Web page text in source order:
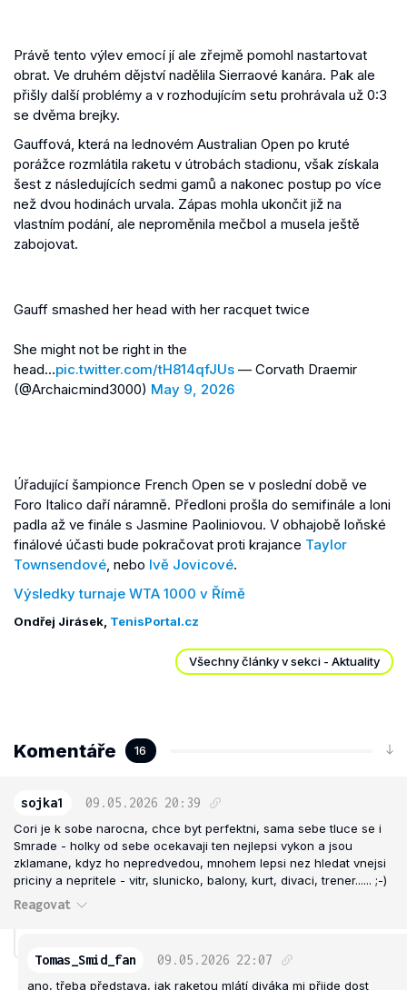
Právě tento výlev emocí jí ale zřejmě pomohl nastartovat
obrat. Ve druhém dějství nadělila Sierraové kanára. Pak ale
přišly další problémy a v rozhodujícím setu prohrávala už 0:3
se dvěma brejky.
Gauffová, která na lednovém Australian Open po kruté
porážce rozmlátila raketu v útrobách stadionu, však získala
šest z následujících sedmi gamů a nakonec postup po více
než dvou hodinách urvala. Zápas mohla ukončit již na
vlastním podání, ale neproměnila mečbol a musela ještě
zabojovat.
Gauff smashed her head with her racquet twice
She might not be right in the
head...pic.twitter.com/tH814qfJUs — Corvath Draemir
(@Archaicmind3000) May 9, 2026
Úřadující šampionce French Open se v poslední době ve
Foro Italico daří náramně. Předloni prošla do semifinále a loni
padla až ve finále s Jasmine Paoliniovou. V obhajobě loňské
finálové účasti bude pokračovat proti krajance Taylor
Townsendové, nebo Ivě Jovicové.
Výsledky turnaje WTA 1000 v Římě
Ondřej Jirásek, TenisPortal.cz
Všechny články v sekci - Aktuality
Komentáře 16
sojka1 09.05.2026 20:39
Cori je k sobe narocna, chce byt perfektni, sama sebe tluce se i
Smrade - holky od sebe ocekavaji ten nejlepsi vykon a jsou
zklamane, kdyz ho nepredvedou, mnohem lepsi nez hledat vnejsi
priciny a nepritele - vitr, slunicko, balony, kurt, divaci, trener...... ;-)
Reagovat
Tomas_Smid_fan 09.05.2026 22:07
ano, třeba představa, jak raketou mlátí diváka mi přijde dost